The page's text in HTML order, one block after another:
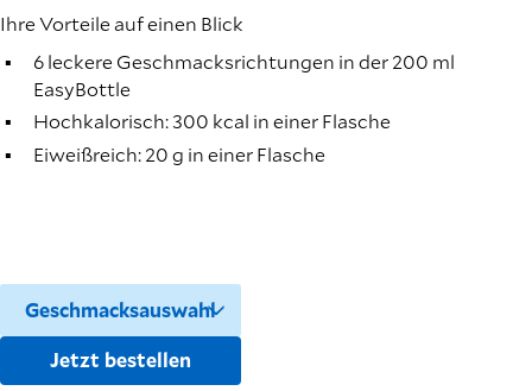
Ihre Vorteile auf einen Blick
6 leckere Geschmacksrichtungen in der 200 ml
EasyBottle
Hochkalorisch: 300 kcal in einer Flasche
Eiweißreich: 20 g in einer Flasche
Jetzt bestellen